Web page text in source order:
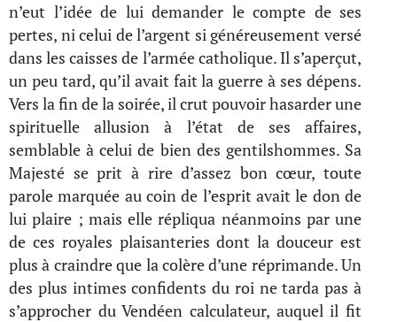
n’eut l’idée de lui demander le compte de ses
pertes, ni celui de l’argent si généreusement versé
dans les caisses de l’armée catholique. Il s’aperçut,
un peu tard, qu’il avait fait la guerre à ses dépens.
Vers la fin de la soirée, il crut pouvoir hasarder une
spirituelle allusion à l’état de ses affaires,
semblable à celui de bien des gentilshommes. Sa
Majesté se prit à rire d’assez bon cœur, toute
parole marquée au coin de l’esprit avait le don de
lui plaire ; mais elle répliqua néanmoins par une
de ces royales plaisanteries dont la douceur est
plus à craindre que la colère d’une réprimande. Un
des plus intimes confidents du roi ne tarda pas à
s’approcher du Vendéen calculateur, auquel il fit